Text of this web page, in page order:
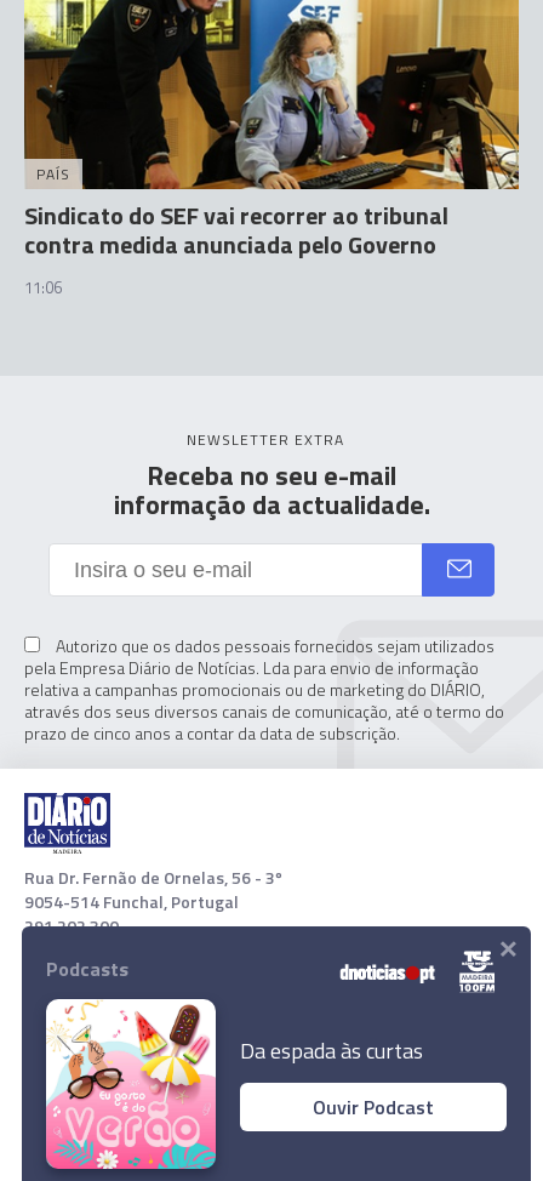
Ricardo Sá Pinto visa capitão da GNR nas
críticas à sua suspensão no 'play-off'
PAÍS
Sindicato do SEF vai recorrer ao tribunal
contra medida anunciada pelo Governo
11:06
NEWSLETTER EXTRA
Receba no seu e-mail
informação da actualidade.
Autorizo que os dados pessoais fornecidos sejam utilizados
pela Empresa Diário de Notícias. Lda para envio de informação
relativa a campanhas promocionais ou de marketing do DIÁRIO,
através dos seus diversos canais de comunicação, até o termo do
prazo de cinco anos a contar da data de subscrição.
Rua Dr. Fernão de Ornelas, 56 - 3º
9054-514 Funchal, Portugal
291 202 300
Download App
© 2022 Empresa Diário de Notícias, Lda. Todos os direitos
reservados.
Podcasts
Da espada às curtas
Ouvir Podcast
×